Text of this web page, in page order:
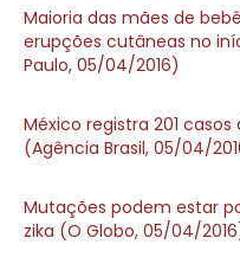
Maioria das mães de
erupções cutâneas no
Paulo, 05/04/2016)
México registra 201
(Agência Brasil, 05/04/
Mutações podem estar
zika (O Globo, 05/04/